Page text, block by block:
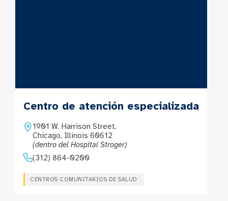
Centro de atención especializada
1901 W. Harrison Street,
Chicago, Illinois 60612
(dentro del Hospital Stroger)
(312) 864-0200
CENTROS COMUNITARIOS DE SALUD